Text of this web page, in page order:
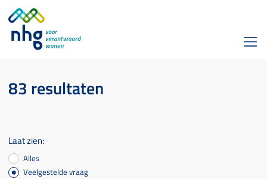
83 resultaten
Laat zien:
Alles
Veelgestelde vraag